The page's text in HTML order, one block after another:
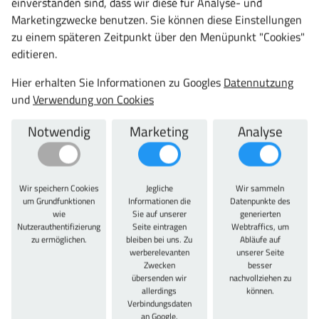
Meisterschrank.de
Marketingzwecke benutzen. Sie können diese Einstellungen
zu einem späteren Zeitpunkt über den Menüpunkt "Cookies"
editieren.
Hier erhalten Sie Informationen zu Googles Datennutzung
undVerwendung von Cookies
Notwendig
Wir speichern Cookies
um Grundfunktionen
wie
Nutzerauthentifizierung
zu ermöglichen.
Marketing
Jegliche
Informationen die
Sie auf unserer
Seite eintragen
bleiben bei uns. Zu
werberelevanten
Zwecken
übersenden wir
allerdings
Verbindungsdaten
an Google.
Analyse
Wir sammeln
Datenpunkte des
generierten
Webtraffics, um
Abläufe auf
unserer Seite
besser
nachvollziehen zu
können.